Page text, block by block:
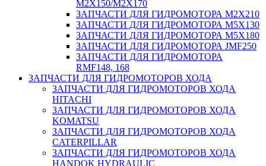
M2X150/M2X170
ЗАПЧАСТИ ДЛЯ ГИДРОМОТОРА M2X210
ЗАПЧАСТИ ДЛЯ ГИДРОМОТОРА M5X130
ЗАПЧАСТИ ДЛЯ ГИДРОМОТОРА M5X180
ЗАПЧАСТИ ДЛЯ ГИДРОМОТОРА JMF250
ЗАПЧАСТИ ДЛЯ ГИДРОМОТОРА
RMF148, 168
ЗАПЧАСТИ ДЛЯ ГИДРОМОТОРОВ ХОДА
ЗАПЧАСТИ ДЛЯ ГИДРОМОТОРОВ ХОДА
HITACHI
ЗАПЧАСТИ ДЛЯ ГИДРОМОТОРОВ ХОДА
KOMATSU
ЗАПЧАСТИ ДЛЯ ГИДРОМОТОРОВ ХОДА
CATERPILLAR
ЗАПЧАСТИ ДЛЯ ГИДРОМОТОРОВ ХОДА
HANDOK HYDRAULIC